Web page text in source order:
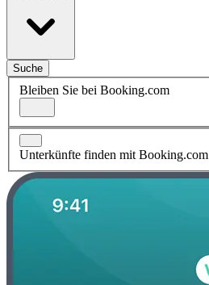
Suche
Bleiben Sie bei Booking.com
Unterkünfte finden mit Booking.com